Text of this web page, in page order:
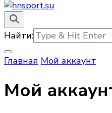
hnsport.su
hnsport.su – пули для
Найти:
Главная Мой аккаунт
Мой